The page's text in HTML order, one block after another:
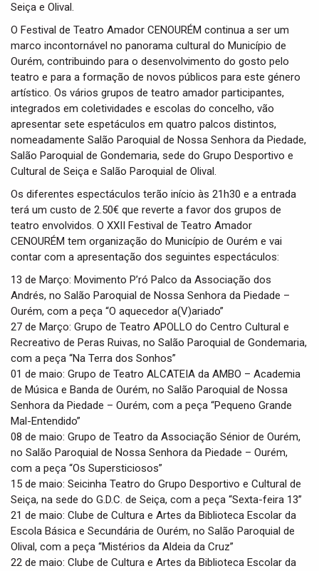
Seiça e Olival.
O Festival de Teatro Amador CENOURÉM continua a ser um
marco incontornável no panorama cultural do Município de
Ourém, contribuindo para o desenvolvimento do gosto pelo
teatro e para a formação de novos públicos para este género
artístico. Os vários grupos de teatro amador participantes,
integrados em coletividades e escolas do concelho, vão
apresentar sete espetáculos em quatro palcos distintos,
nomeadamente Salão Paroquial de Nossa Senhora da Piedade,
Salão Paroquial de Gondemaria, sede do Grupo Desportivo e
Cultural de Seiça e Salão Paroquial de Olival.
Os diferentes espectáculos terão início às 21h30 e a entrada
terá um custo de 2.50€ que reverte a favor dos grupos de
teatro envolvidos. O XXII Festival de Teatro Amador
CENOURÉM tem organização do Município de Ourém e vai
contar com a apresentação dos seguintes espectáculos:
13 de Março: Movimento P’ró Palco da Associação dos
Andrés, no Salão Paroquial de Nossa Senhora da Piedade –
Ourém, com a peça “O aquecedor a(V)ariado”
27 de Março: Grupo de Teatro APOLLO do Centro Cultural e
Recreativo de Peras Ruivas, no Salão Paroquial de Gondemaria,
com a peça “Na Terra dos Sonhos”
01 de maio: Grupo de Teatro ALCATEIA da AMBO – Academia
de Música e Banda de Ourém, no Salão Paroquial de Nossa
Senhora da Piedade – Ourém, com a peça “Pequeno Grande
Mal-Entendido”
08 de maio: Grupo de Teatro da Associação Sénior de Ourém,
no Salão Paroquial de Nossa Senhora da Piedade – Ourém,
com a peça “Os Supersticiosos”
15 de maio: Seicinha Teatro do Grupo Desportivo e Cultural de
Seiça, na sede do G.D.C. de Seiça, com a peça “Sexta-feira 13”
21 de maio: Clube de Cultura e Artes da Biblioteca Escolar da
Escola Básica e Secundária de Ourém, no Salão Paroquial de
Olival, com a peça “Mistérios da Aldeia da Cruz”
22 de maio: Clube de Cultura e Artes da Biblioteca Escolar da